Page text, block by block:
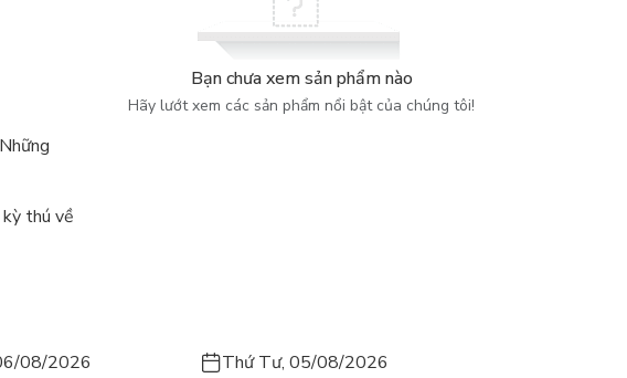
thú về
Bạn chưa xem sản phẩm nào
Hãy lướt xem các sản phẩm nổi bật của chúng tôi!
08/2026 Thứ Tư, 05/08/2026